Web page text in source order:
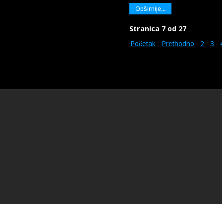
Opširnije...
Stranica 7 od 27
Početak
Prethodno 2 3